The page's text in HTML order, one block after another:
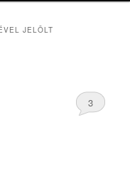
JELÖLT
3